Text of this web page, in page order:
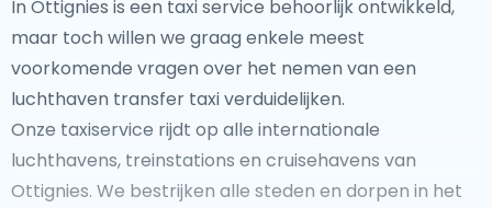
In Ottignies is een taxi service behoorlijk ontwikkeld,
maar toch willen we graag enkele meest
voorkomende vragen over het nemen van een
luchthaven transfer taxi verduidelijken.
Onze taxiservice rijdt op alle internationale
luchthavens, treinstations en cruisehavens van
Ottignies. We bestrijken alle steden en dorpen in het